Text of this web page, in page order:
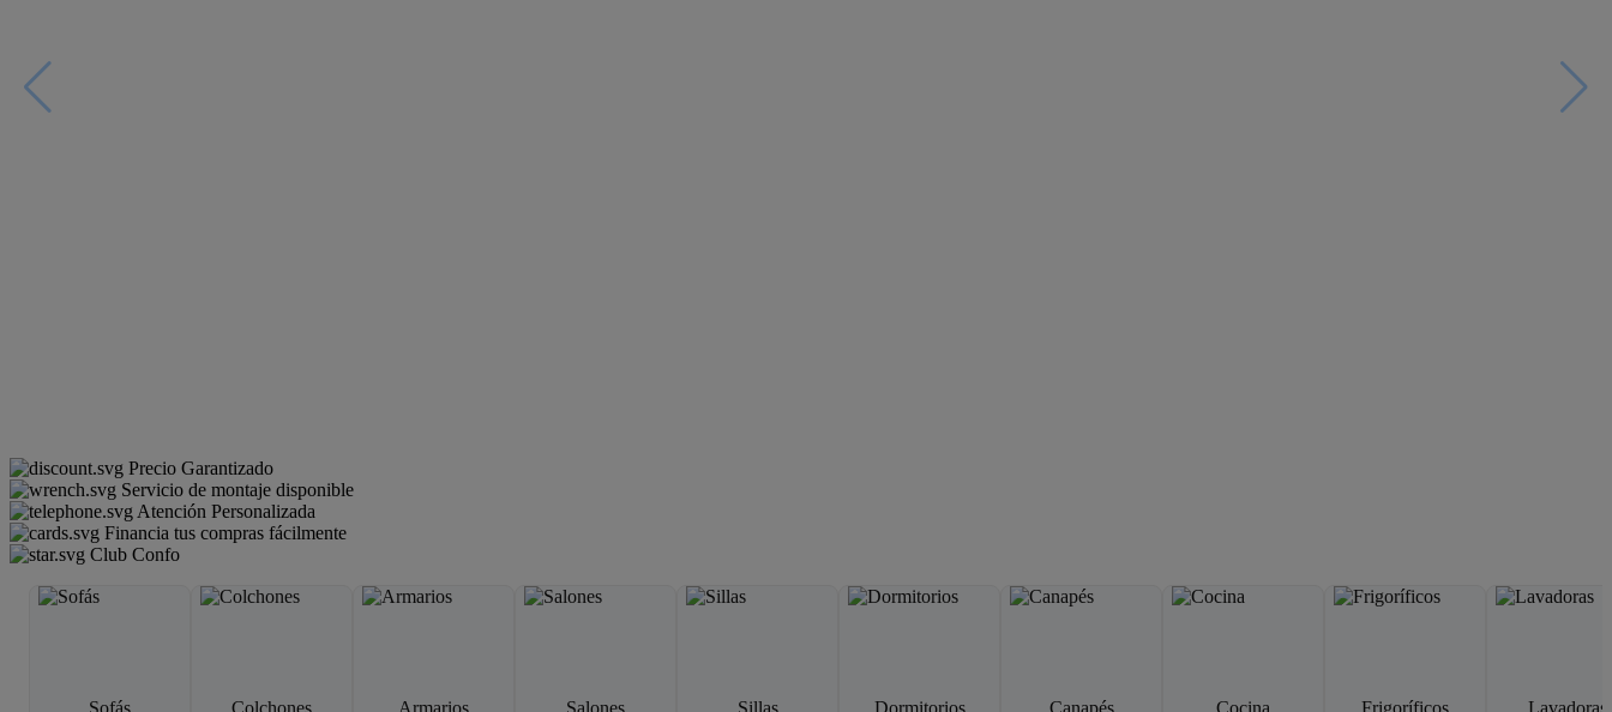
Precio Garantizado
Servicio de montaje disponible
Atención Personalizada
Financia tus compras fácilmente
Club Confo
Sofás Colchones Armarios Salones Sillas Dormitorios Canapés Cocina Frigoríficos Lavadoras